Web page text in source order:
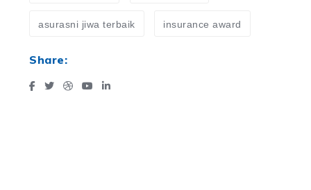
asurasni jiwa terbaik insurance award
Share: